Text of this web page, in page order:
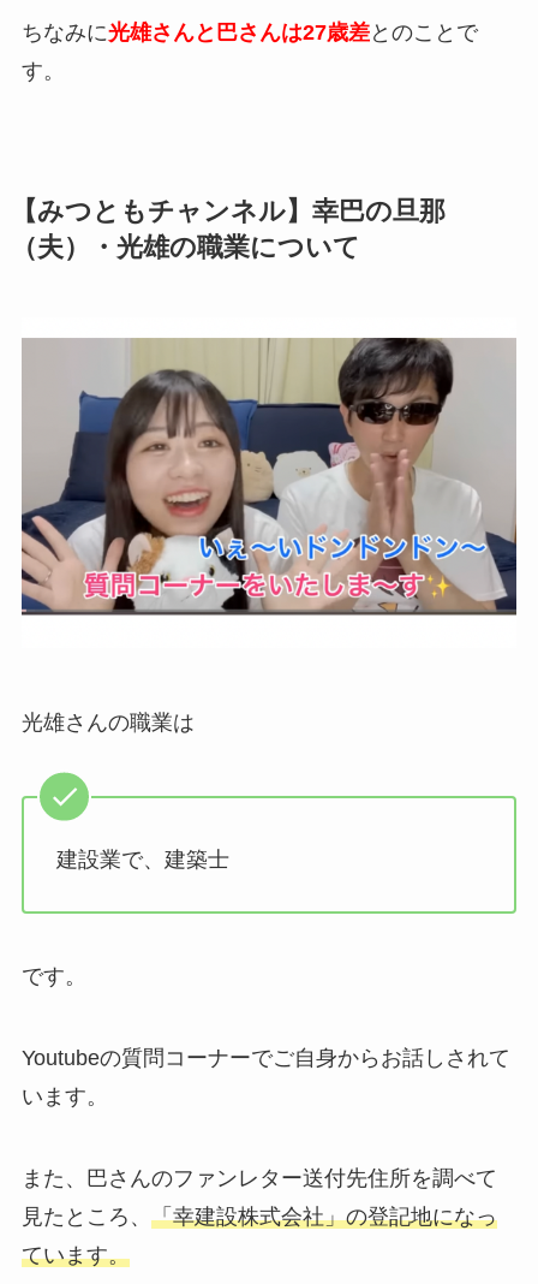
ちなみに光雄さんと巴さんは27歳差とのことで
す。
【みつともチャンネル】幸巴の旦那
（夫）・光雄の職業について
光雄さんの職業は
建設業で、建築士
です。
Youtubeの質問コーナーでご自身からお話しされて
います。
また、巴さんのファンレター送付先住所を調べて
見たところ、 「幸建設株式会社」の登記地になっ
ています。